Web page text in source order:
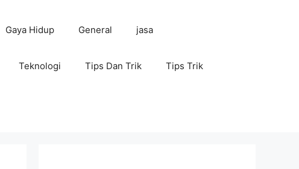
Gaya Hidup General jasa
Teknologi Tips Dan Trik Tips Trik